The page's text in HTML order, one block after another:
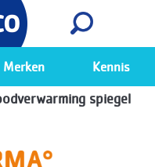
Bekijk
Merken Kennis
spiegel